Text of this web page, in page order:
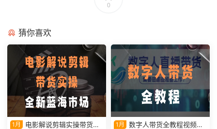
0
猜你喜欢
1月
电影解说剪辑实操带货全
1月
数字人带货全教程视频课